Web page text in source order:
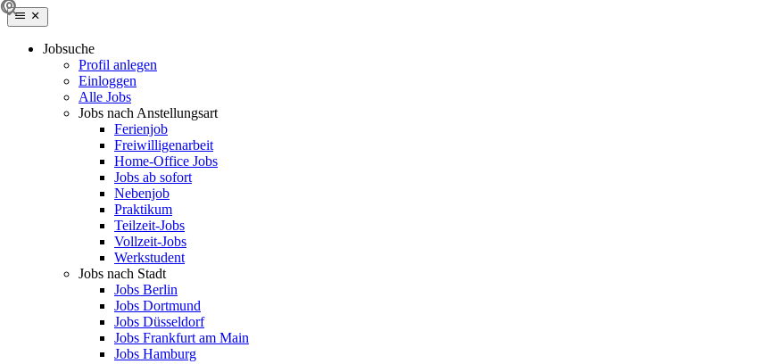
Jobsuche
Profil anlegen
Einloggen
Alle Jobs
Jobs nach Anstellungsart
Ferienjob
Freiwilligenarbeit
Home-Office Jobs
Jobs ab sofort
Nebenjob
Praktikum
Teilzeit-Jobs
Vollzeit-Jobs
Werkstudent
Jobs nach Stadt
Jobs Berlin
Jobs Dortmund
Jobs Düsseldorf
Jobs Frankfurt am Main
Jobs Hamburg